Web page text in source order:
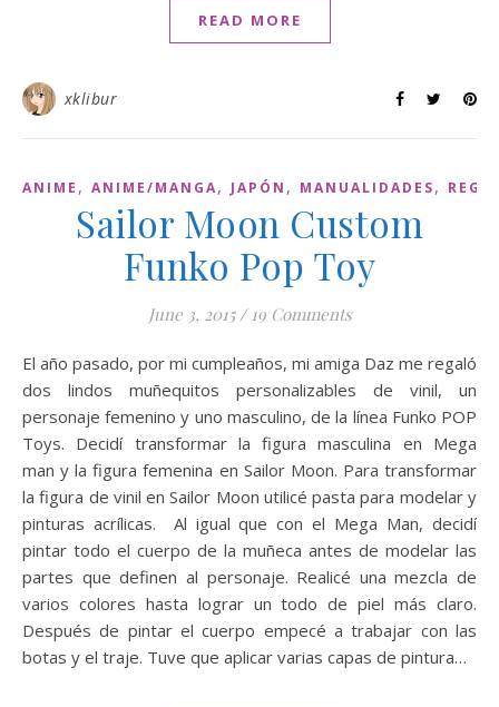
READ MORE
xklibur
ANIME , ANIME/MANGA, JAPÓN , MANUALIDADES,
Sailor Moon Custom
Funko Pop Toy
June 3, 2015 / 19 Comments
El año pasado, por mi cumpleaños, mi amiga Daz me regaló
dos lindos muñequitos personalizables de vinil, un
personaje femenino y uno masculino, de la línea Funko POP
Toys. Decidí transformar la figura masculina en Mega
man y la figura femenina en Sailor Moon. Para transformar
la figura de vinil en Sailor Moon utilicé pasta para modelar y
pinturas acrílicas. Al igual que con el Mega Man, decidí
pintar todo el cuerpo de la muñeca antes de modelar las
partes que definen al personaje. Realicé una mezcla de
varios colores hasta lograr un todo de piel más claro.
Después de pintar el cuerpo empecé a trabajar con las
botas y el traje. Tuve que aplicar varias capas de pintura…